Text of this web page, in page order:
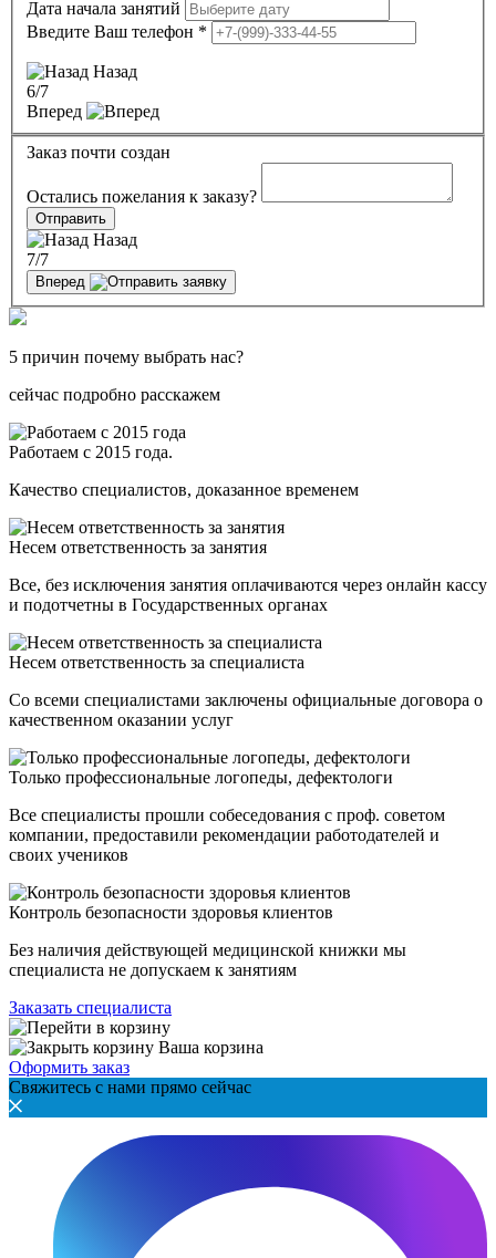
Дата начала занятий
Введите Ваш телефон *
Назад
6/7
Вперед
Заказ почти создан
Остались пожелания к заказу?
Отправить
Назад
7/7
Вперед
5 причин почему выбрать нас?
сейчас подробно расскажем
Работаем с 2015 года.
Качество специалистов, доказанное временем
Несем ответственность за занятия
Все, без исключения занятия оплачиваются через онлайн кассу
и подотчетны в Государственных органах
Несем ответственность за специалиста
Со всеми специалистами заключены официальные договора о
качественном оказании услуг
Только профессиональные логопеды, дефектологи
Все специалисты прошли собеседования с проф. советом
компании, предоставили рекомендации работодателей и
своих учеников
Контроль безопасности здоровья клиентов
Без наличия действующей медицинской книжки мы
специалиста не допускаем к занятиям
Заказать специалиста
Ваша корзина
Оформить заказ
Свяжитесь с нами прямо сейчас